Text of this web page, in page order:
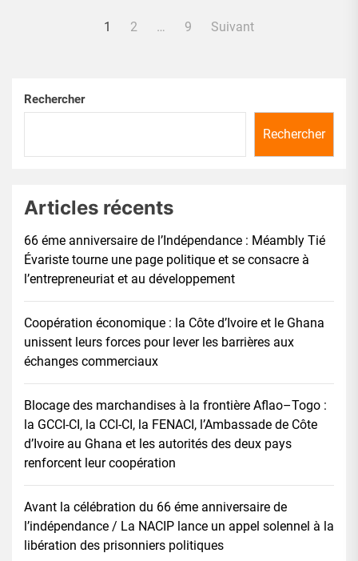
Pagination
1 2 … 9 Suivant
Rechercher
Rechercher
Articles récents
66 éme anniversaire de l’Indépendance : Méambly Tié
Évariste tourne une page politique et se consacre à
l’entrepreneuriat et au développement
Coopération économique : la Côte d’Ivoire et le Ghana
unissent leurs forces pour lever les barrières aux
échanges commerciaux
Blocage des marchandises à la frontière Aflao–Togo :
la GCCI-CI, la CCI-CI, la FENACI, l’Ambassade de Côte
d’Ivoire au Ghana et les autorités des deux pays
renforcent leur coopération
Avant la célébration du 66 éme anniversaire de
l’indépendance / La NACIP lance un appel solennel à la
libération des prisonniers politiques